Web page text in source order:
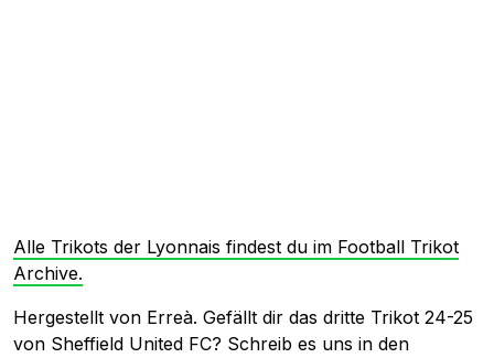
Alle Trikots der Lyonnais findest du im Football Trikot
Archive.
Hergestellt von Erreà. Gefällt dir das dritte Trikot 24-25
von Sheffield United FC? Schreib es uns in den